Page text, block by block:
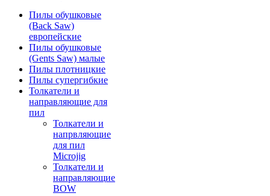
Пилы обушковые
(Back Saw)
европейские
Пилы обушковые
(Gents Saw) малые
Пилы плотницкие
Пилы супергибкие
Толкатели и
направляющие для
пил
Толкатели и
напрвляющие
для пил
Microjig
Толкатели и
направляющие
BOW